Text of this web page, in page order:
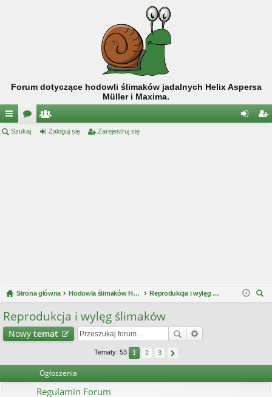
Forum dotyczące hodowli ślimaków jadalnych Helix Aspersa
Müller i Maxima.
ię or ży
Szukaj Zaloguj się Zarejestruj się
Strona główna Hodowla ślimaków Helix Aspersa Müller / Maxima
Reprodukcja i wylęg ślimaków
Reprodukcja i wylęg ślimaków
Nowy temat
Tematy: 53 1 2 3
Ogłoszenia
Regulamin Forum